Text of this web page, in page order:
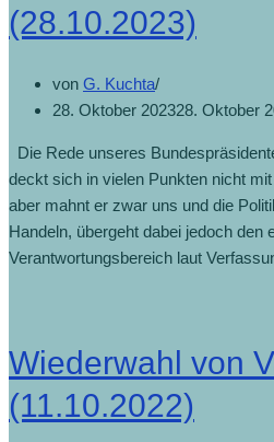
(28.10.2023)
von G. Kuchta
28. Oktober 202328. Oktober
Die Rede unseres
deckt sich in vielen Punkten nicht
aber mahnt er zwar uns und die
Handeln, übergeht dabei jedoch den
Verantwortungsbereich laut
Wiederwahl von
(11.10.2022)